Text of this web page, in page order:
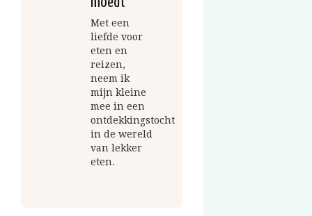
Met een
liefde voor
eten en
reizen,
neem ik
mijn kleine
mee in een
ontdekkingstocht
in de wereld
van lekker
eten.